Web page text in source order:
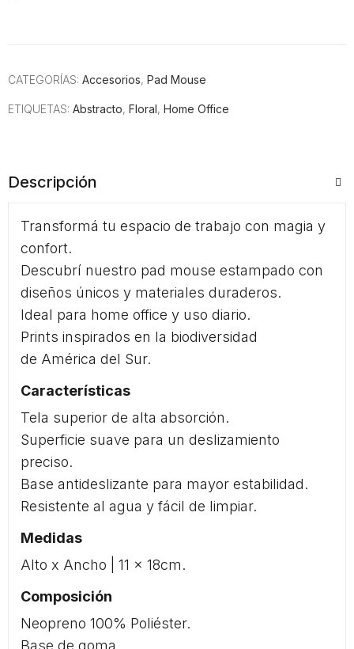
CATEGORÍAS: Accesorios, Pad Mouse
ETIQUETAS: Abstracto, Floral, Home Office
Descripción
Transformá tu espacio de trabajo con magia y
confort.
Descubrí nuestro pad mouse estampado con
diseños únicos y materiales duraderos.
Ideal para home office y uso diario.
Prints inspirados en la biodiversidad
de América del Sur.
Características
Tela superior de alta absorción.
Superficie suave para un deslizamiento
preciso.
Base antideslizante para mayor estabilidad.
Resistente al agua y fácil de limpiar.
Medidas
Alto x Ancho | 11 x 18cm.
Composición
Neopreno 100% Poliéster.
Base de goma.